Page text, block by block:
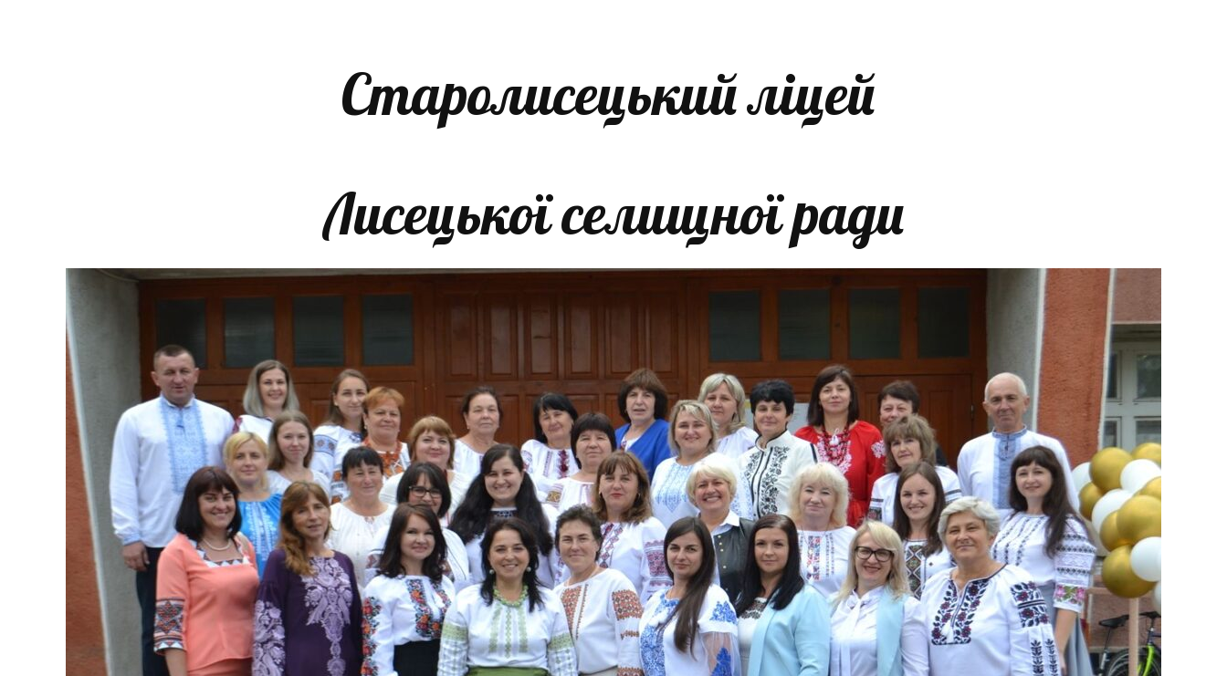
Старолисецький ліцей
Лисецької селищної ради